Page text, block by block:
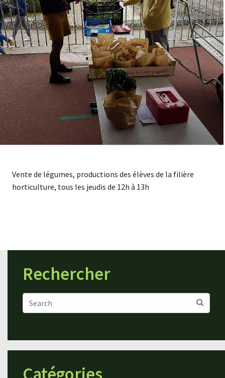
Vente de légumes, productions des élèves de la filière
horticulture, tous les jeudis de 12h à 13h
Rechercher